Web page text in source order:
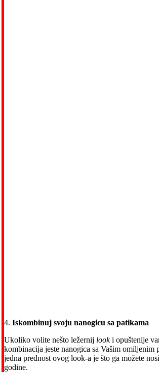
4. Iskombinuj svoju nanogicu sa patikama
Ukoliko volite nešto ležernij looki opuštenije
kombinacija jeste nanogica sa Vašim omiljenim
jedna prednost ovog look-a je što ga možete
godine.